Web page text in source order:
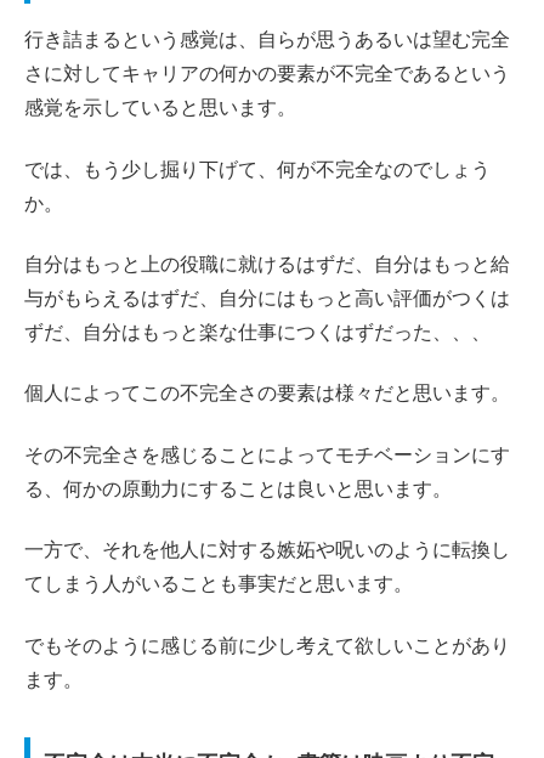
行き詰まるという感覚は、自らが思うあるいは望む完全
さに対してキャリアの何かの要素が不完全であるという
感覚を示していると思います。
では、もう少し掘り下げて、何が不完全なのでしょう
か。
自分はもっと上の役職に就けるはずだ、自分はもっと給
与がもらえるはずだ、自分にはもっと高い評価がつくは
ずだ、自分はもっと楽な仕事につくはずだった、、、
個人によってこの不完全さの要素は様々だと思います。
その不完全さを感じることによってモチベーションにす
る、何かの原動力にすることは良いと思います。
一方で、それを他人に対する嫉妬や呪いのように転換し
てしまう人がいることも事実だと思います。
でもそのように感じる前に少し考えて欲しいことがあり
ます。